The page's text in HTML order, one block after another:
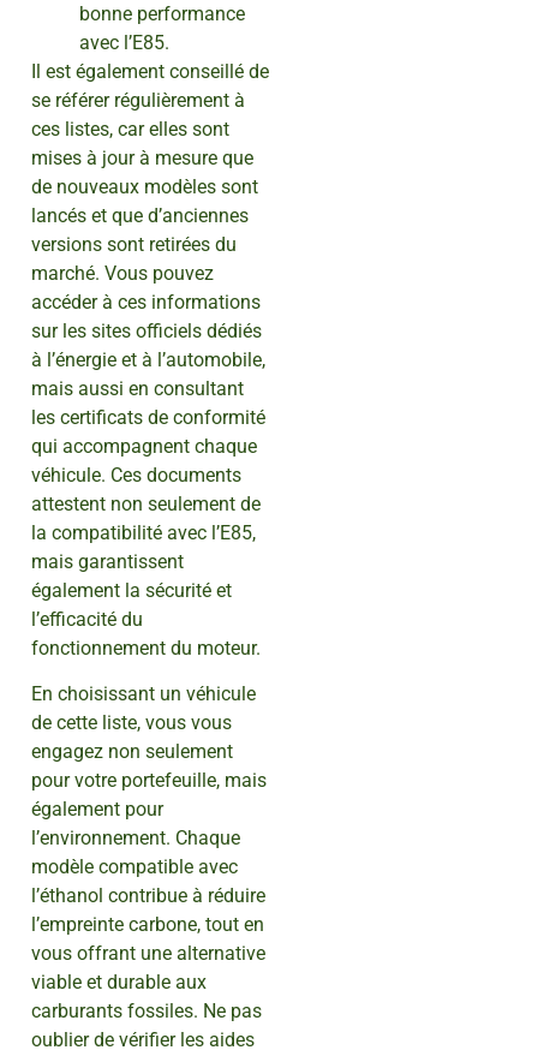
bonne performance
avec l’E85.
Il est également conseillé de
se référer régulièrement à
ces listes, car elles sont
mises à jour à mesure que
de nouveaux modèles sont
lancés et que d’anciennes
versions sont retirées du
marché. Vous pouvez
accéder à ces informations
sur les sites officiels dédiés
à l’énergie et à l’automobile,
mais aussi en consultant
les certificats de conformité
qui accompagnent chaque
véhicule. Ces documents
attestent non seulement de
la compatibilité avec l’E85,
mais garantissent
également la sécurité et
l’efficacité du
fonctionnement du moteur.
En choisissant un véhicule
de cette liste, vous vous
engagez non seulement
pour votre portefeuille, mais
également pour
l’environnement. Chaque
modèle compatible avec
l’éthanol contribue à réduire
l’empreinte carbone, tout en
vous offrant une alternative
viable et durable aux
carburants fossiles. Ne pas
oublier de vérifier les aides